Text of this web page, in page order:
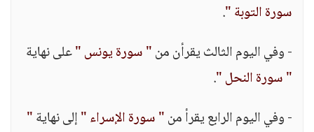
سورة التوبة ".
- وفي اليوم الثالث يقرأن من" سورة يونس "على نهاية
" سورة النحل ".
- وفي اليوم الرابع يقرأ من" سورة الإسراء "إلى نهاية"